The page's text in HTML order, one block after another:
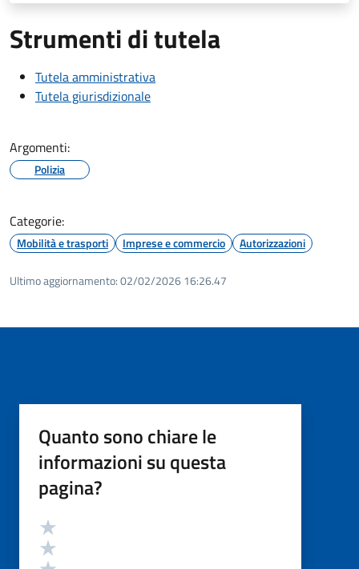
Strumenti di tutela
Tutela amministrativa
Tutela giurisdizionale
Argomenti:
Polizia
Categorie:
Mobilità e trasporti Imprese e commercio Autorizzazioni
Ultimo aggiornamento:02/02/2026 16:26.47
Quanto sono chiare le
informazioni su questa
pagina?
Valutazione